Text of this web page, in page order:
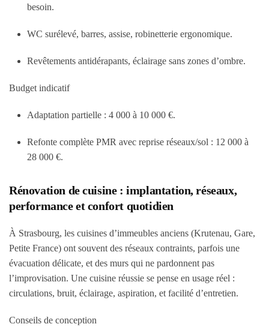
besoin.
WC surélevé, barres, assise, robinetterie ergonomique.
Revêtements antidérapants, éclairage sans zones d’ombre.
Budget indicatif
Adaptation partielle : 4 000 à 10 000 €.
Refonte complète PMR avec reprise réseaux/sol : 12 000 à
28 000 €.
Rénovation de cuisine : implantation, réseaux,
performance et confort quotidien
À Strasbourg, les cuisines d’immeubles anciens (Krutenau, Gare,
Petite France) ont souvent des réseaux contraints, parfois une
évacuation délicate, et des murs qui ne pardonnent pas
l’improvisation. Une cuisine réussie se pense en usage réel :
circulations, bruit, éclairage, aspiration, et facilité d’entretien.
Conseils de conception